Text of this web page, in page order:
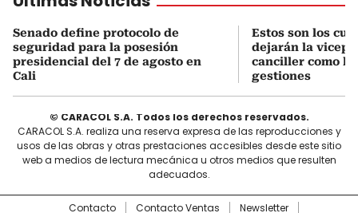
Senado define protocolo de
seguridad para la posesión
presidencial del 7 de agosto en
Cali
Estos son los
dejarán la
canciller como
gestiones
© CARACOL S.A. Todos los derechos reservados.
CARACOL S.A. realiza una reserva expresa de las reproducciones y
usos de las obras y otras prestaciones accesibles desde este sitio
web a medios de lectura mecánica u otros medios que resulten
adecuados.
Contacto Contacto Ventas Newsletter